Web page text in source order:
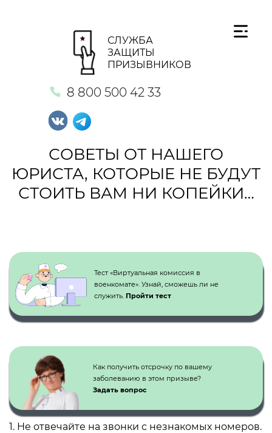
СЛУЖБА
ЗАЩИТЫ
ПРИЗЫВНИКОВ
8 800 500 42 33
СОВЕТЫ ОТ НАШЕГО
ЮРИСТА, КОТОРЫЕ НЕ БУДУТ
СТОИТЬ ВАМ НИ КОПЕЙКИ…
Тест «Виртуальная комиссия в
военкомате». Узнай, сможешь ли не
служить. Пройти тест
Как получить отсрочку по вашему
заболеванию в этом призыве?
Задать вопрос
1. Не отвечайте на звонки с незнакомых номеров.